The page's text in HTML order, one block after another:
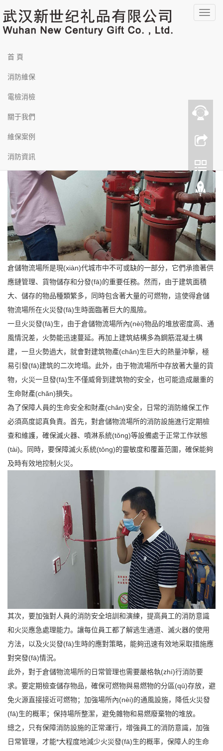
羞羞漫画在线-一区二区在线看-国产主播av-久久视频在线免费观看-日韩
福利影院-国产福利视频在线-国产又粗又黄又爽-亚洲黄色片网站-亚洲柠
檬福利资源导航-av中文字幕一区-亚洲free性xxxx护士hd-69av一区二区
三区-中文字幕欧美一区-91性色-欧美呦呦呦
導
首 頁
消防維保
電檢消檢
關于我們
維保案例
消防資訊
通州區(qū)馬駒橋鎮(zhèn)物流產(chǎn)業(yè)園消防維保
倉儲物流場所建筑面積大、可燃物多，一旦失火后會迅速蔓延，形
防維保工作必須認真負責，只有保障消防設施的正常運行才能更好
的保障人的生命與財產(chǎn)的安全，一旦火災把損失降低到*小。
倉儲物流場所是現(xiàn)代城市中不可或缺的一部分，它們承擔著供
應鏈管理、貨物儲存和分發(fā)的重要任務。然而，由于建筑面積
大、儲存的物品種類繁多，同時包含著大量的可燃物，這使得倉儲
物流場所在火災發(fā)生時面臨著巨大的風險。
一旦火災發(fā)生，由于倉儲物流場所內(nèi)物品的堆放密度高、通
風情況差，火勢能迅速蔓延。再加上建筑結構多為鋼筋混凝土構
建，一旦火勢過大，就會對建筑物產(chǎn)生巨大的熱量沖擊，極
易引發(fā)建筑的二次垮塌。此外，由于物流場所中存放著大量的貨
物，火災一旦發(fā)生不僅威脅到建筑物的安全，也可能造成嚴重的
生命財產(chǎn)損失。
為了保障人員的生命安全和財產(chǎn)安全，日常的消防維保工作
必須高度認真負責。首先，對倉儲物流場所的消防設施進行定期檢
查和維護，確保滅火器、噴淋系統(tǒng)等設備處于正常工作狀態
(tài)。同時，要保障滅火系統(tǒng)的靈敏度和覆蓋范圍，確保能夠
及時有效地控制火災。
其次，要加強對人員的消防安全培訓和演練，提高員工的消防意識
和火災應急處理能力。讓每位員工都了解逃生通道、滅火器的使用
方法，以及火災發(fā)生時的應對策略，能夠迅速有效地采取措施應
對突發(fā)情況。
此外，對于倉儲物流場所的日常管理也需要嚴格執(zhí)行消防要
求。要定期檢查儲存物品，確保可燃物與易燃物的分區(qū)存放，避
免火源直接接近可燃物；加強場所內(nèi)的通風設施，降低火災發
(fā)生的概率；保持場所整潔，避免雜物和易燃廢棄物的堆放。
總之，只有保障消防設施的正常運行，增強員工的消防意識，加強
日常管理，才能*大程度地減少火災發(fā)生的概率，保障人的生命